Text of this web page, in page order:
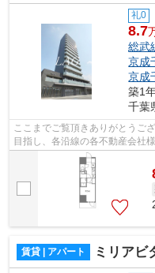
礼0
8.7
総武
京成
京成
築1
千葉
ここまでご覧頂きありがとうご
目指し、各沿線の各不動産会社
様へ提供しております！最新の情
賃貸 | アパート ミリアビ